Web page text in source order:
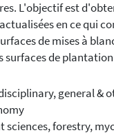
L'objectif est
en ce qui
de mises à
surfaces de
general &
forestry,